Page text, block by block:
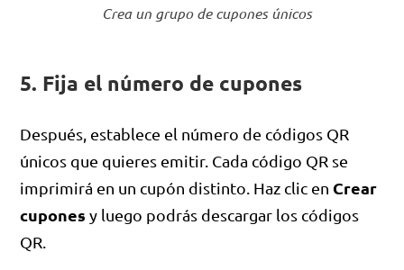
Crea un grupo de cupones únicos
5. Fija el número de cupones
Después, establece el número de códigos QR
únicos que quieres emitir. Cada código QR se
imprimirá en un cupón distinto. Haz clic en Crear
cupones y luego podrás descargar los códigos
QR.